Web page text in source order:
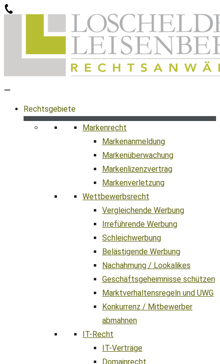
Zum
Rechtsgebiete
Markenrecht
Markenanmeldung
Markenüberwachung
Markenlizenzvertrag
Markenverletzung
Wettbewerbsrecht
Vergleichende Werbung
Irreführende Werbung
Schleichwerbung
Belästigende Werbung
Nachahmung / Lookalikes
Geschäftsgeheimnisse schützen
Marktverhaltensregeln und UWG
Konkurrenz / Mitbewerber
abmahnen
IT-Recht
IT-Verträge
Domainrecht